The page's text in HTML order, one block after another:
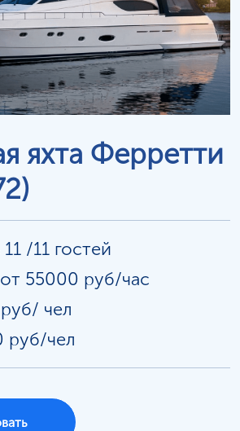
яхта Ферретти
/11 гостей
55000 руб/час
чел
руб/чел